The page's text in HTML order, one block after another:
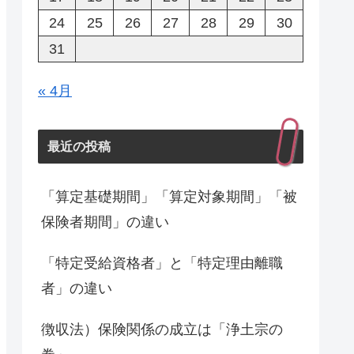
24
25 26 27 28 29
30
31
« 4月
最近の投稿
「算定基礎期間」「算定対象期間」「被
保険者期間」の違い
「特定受給資格者」と「特定理由離職
者」の違い
徴収法）保険関係の成立は「浄土宗の